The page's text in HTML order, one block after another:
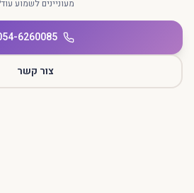
מעוניינים לשמוע
6260085
צור קשר